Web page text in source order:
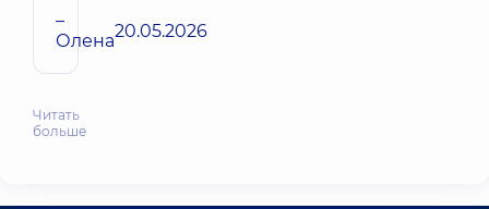
–
Олена20.05.2026
Читать
больше